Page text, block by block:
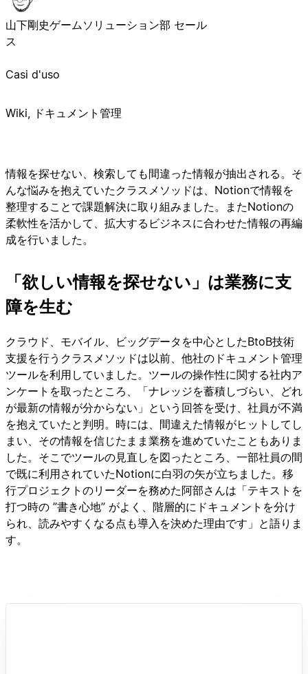
情報を探せない、検索しても間違った情報が抽出される。そ
んな悩みを抱えていたクラスメソッドは、Notionで情報を
整理することで課題解決に取り組みました。またNotionの
柔軟性を活かして、拡大するビジネスに合わせた情報の再編
成を行いました。
「欲しい情報を探せない」は業務に支
障を生む
クラウド、モバイル、ビッグデータを中心としたBtoB技術
支援を行うクラスメソッドは以前、他社のドキュメント管理
ツールを利用していました。ツールの操作性に関する社内ア
ンケートを取ったところ、「ナレッジを蓄積しづらい、どれ
が最新の情報が分からない」という回答を受け、社員が不満
を抱えていたと判明。時には、間違えた情報がヒットしてし
まい、その情報を信じたまま業務を進めていたこともありま
した。そこでツールの見直しを図ったところ、一部社員の間
で既に利用されていたNotionに白羽の矢が立ちました。移
行プロジェクトのリーダーを務めた阿部さんは「テキストを
打つ時の ”書き心地” がよく、階層的にドキュメントを分け
られ、読みやすくなる点も導入を決めた理由です」と語りま
す。
山下剛史ゲームソリューション部 セール
ス
Casi d'uso
Wiki, ドキュメント管理